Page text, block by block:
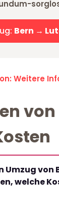
Bern →
Weitere
Umzug von
welche